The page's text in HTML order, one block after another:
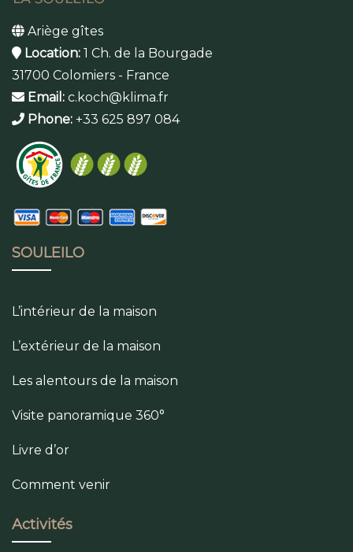
Ariège gîtes
Location: 1 Ch. de la Bourgade
31700 Colomiers - France
Email: c.koch@klima.fr
Phone: +33 625 897 084
SOULEILO
L’intérieur de la maison
L’extérieur de la maison
Les alentours de la maison
Visite panoramique 360°
Livre d’or
Comment venir
Activités